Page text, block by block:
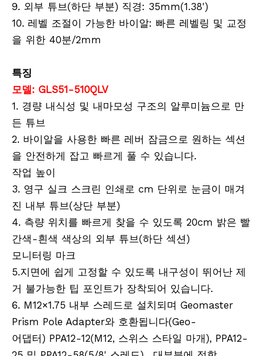
회전 방지 퀵 릴리스(60mm) 방수 프리즘(5', 구리 코팅)
9. 외부 튜브(하단 부분) 직경: 35mm(1.38')
10. 레벨 조절이 가능한 바이알: 빠른 레벨링 및 교정
을 위한 40분/2mm
특징
모델: GLS51-510QLV
1. 경량 내식성 및 내마모성 구조의 알루미늄으로 만
든 튜브
2. 바이알을 사용한 빠른 레버 잠금으로 원하는 섹션
을 안전하게 잡고 빠르게 풀 수 있습니다.
작업 높이
3. 영구 실크 스크린 인쇄로 cm 단위로 눈금이 매겨
진 내부 튜브(상단 부분)
4. 측량 위치를 빠르게 찾을 수 있도록 20cm 밝은 빨
간색-흰색 색상의 외부 튜브(하단 섹션)
모니터링 마크
5.지면에 쉽게 고정할 수 있도록 내구성이 뛰어난 제
거 불가능한 팁 포인트가 장착되어 있습니다.
6. M12×1.75 내부 스레드로 설치되며 Geomaster
Prism Pole Adapter와 호환됩니다(Geo-
어댑터) PPA12-12(M12, 스위스 스타일 마개), PPA12-